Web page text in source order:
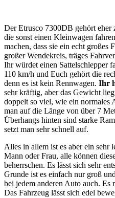
Der Etrusco 7300DB gehört eher
die sonst einen Kleinwagen
machen, dass sie ein echt großes
großer Wendekreis, träges
Ihr würdet einen Sattelschlepper
110 km/h und Euch gehört die
denn es ist kein Rennwagen. Ihr
sehr kräftig, aber das Gewicht
doppelt so viel, wie ein normales
man auf die Länge von über 7
Überhangs hinten sind starke
setzt man sehr schnell auf.
Alles in allem ist es aber ein sehr
Mann oder Frau, alle können
beherrschen. Es lässt sich sehr
Grunde ist es einfach nur groß
bei jedem anderen Auto auch. Es
Das Fahrzeug lässt sich edel